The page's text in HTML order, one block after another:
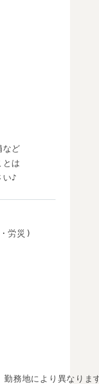
など
は
い♪
労災)
務地により異なりま